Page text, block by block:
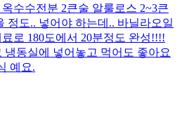
수수전분 2큰술 알룰로스 2~3큰
정도.. 넣어야 하는데.. 바닐라오일
로 180도에서 20분정도 완성!!!!
동실에 넣어놓고 먹어도 좋아요
예요.